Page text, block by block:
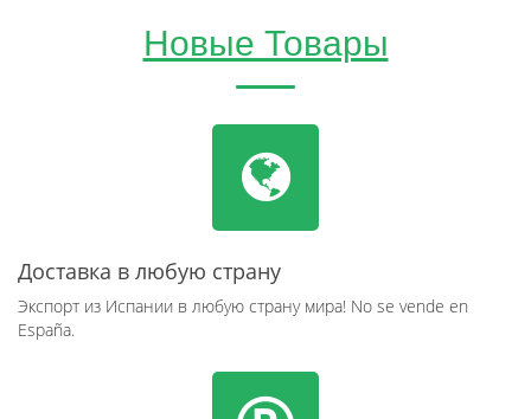
Новые Товары
Доставка в любую страну
Экспорт из Испании в любую страну мира! No se vende en
España.